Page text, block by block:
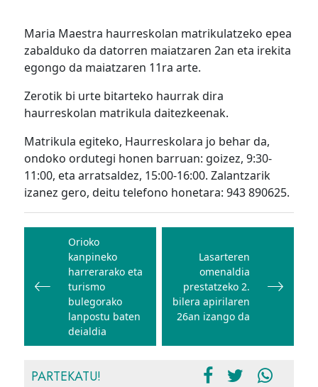
Maria Maestra haurreskolan matrikulatzeko epea
zabalduko da datorren maiatzaren 2an eta irekita
egongo da maiatzaren 11ra arte.
Zerotik bi urte bitarteko haurrak dira
haurreskolan matrikula daitezkeenak.
Matrikula egiteko, Haurreskolara jo behar da,
ondoko ordutegi honen barruan: goizez, 9:30-
11:00, eta arratsaldez, 15:00-16:00. Zalantzarik
izanez gero, deitu telefono honetara: 943 890625.
Bidalketetan
zehar
nabigatu
Orioko
kanpineko
harrerarako eta
turismo
bulegorako
lanpostu baten
deialdia
Lasarteren
omenaldia
prestatzeko 2.
bilera apirilaren
26an izango da
PARTEKATU!